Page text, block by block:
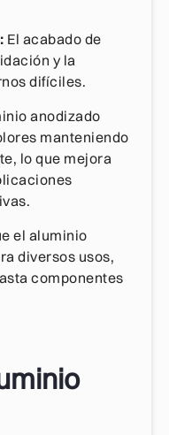
El acabado de
y la
difíciles.
anodizado
manteniendo
lo que mejora
el aluminio
diversos usos,
componentes